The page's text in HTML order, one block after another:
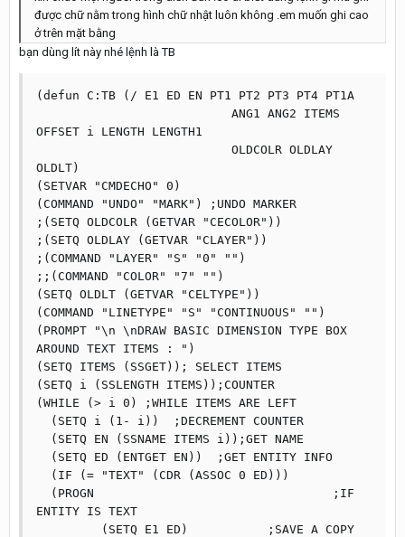
được chữ nằm trong hình chữ nhật luôn không .em muốn ghi cao
ở trên mặt bằng
bạn dùng lít này nhé lệnh là TB
(defun C:TB (/ E1 ED EN PT1 PT2 PT3 PT4 PT1A
OFFSET i LENGTH LENGTH1
OLDLT)
(SETVAR "CMDECHO" 0)
(COMMAND "UNDO" "MARK") ;UNDO MARKER
;(SETQ OLDCOLR (GETVAR "CECOLOR"))
;(SETQ OLDLAY (GETVAR "CLAYER"))
;(COMMAND "LAYER" "S" "0" "")
;;(COMMAND "COLOR" "7" "")
(SETQ OLDLT (GETVAR "CELTYPE"))
(COMMAND "LINETYPE" "S" "CONTINUOUS" "")
(PROMPT "\n \nDRAW BASIC DIMENSION TYPE BOX
AROUND TEXT ITEMS : ")
(SETQ ITEMS (SSGET)); SELECT ITEMS
(SETQ i (SSLENGTH ITEMS));COUNTER
(WHILE (> i 0) ;WHILE ITEMS ARE LEFT
ENTITY IS TEXT